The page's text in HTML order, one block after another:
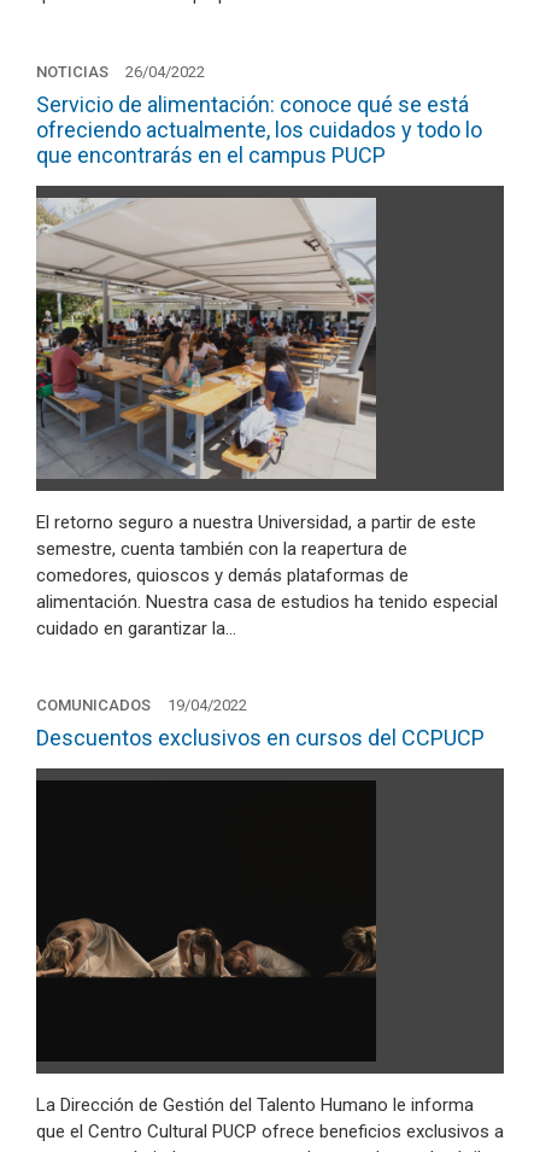
NOTICIAS 26/04/2022
Servicio de alimentación: conoce qué se está
ofreciendo actualmente, los cuidados y todo lo
que encontrarás en el campus PUCP
El retorno seguro a nuestra Universidad, a partir de este
semestre, cuenta también con la reapertura de
comedores, quioscos y demás plataformas de
alimentación. Nuestra casa de estudios ha tenido especial
cuidado en garantizar la…
COMUNICADOS 19/04/2022
Descuentos exclusivos en cursos del CCPUCP
La Dirección de Gestión del Talento Humano le informa
que el Centro Cultural PUCP ofrece beneficios exclusivos a